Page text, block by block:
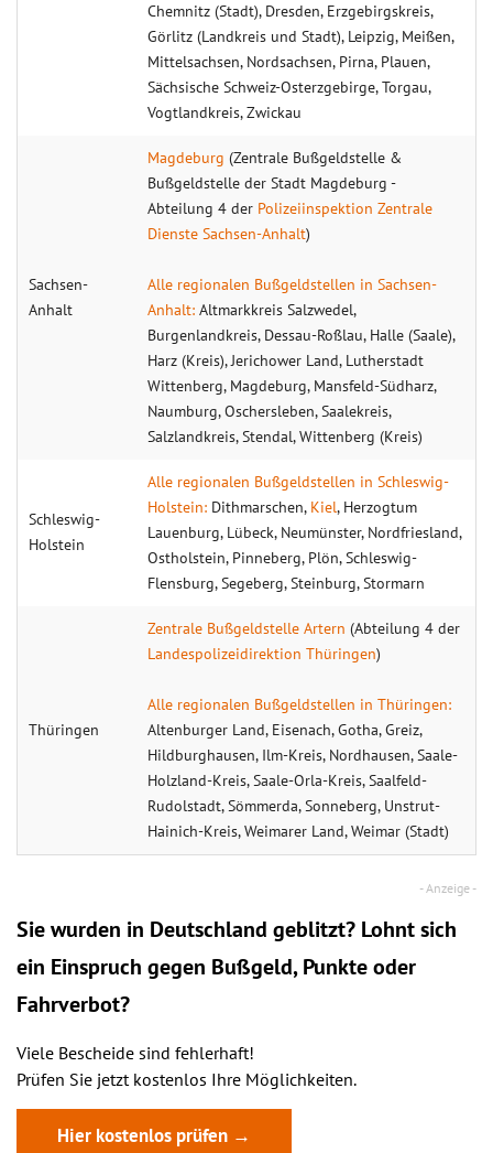
Chemnitz (Stadt), Dresden, Erzgebirgskreis,
Görlitz (Landkreis und Stadt), Leipzig, Meißen,
Mittelsachsen, Nordsachsen, Pirna, Plauen,
Sächsische Schweiz-Osterzgebirge, Torgau,
Vogtlandkreis, Zwickau
Sachsen-
Anhalt
Magdeburg (Zentrale Bußgeldstelle &
Bußgeldstelle der Stadt Magdeburg -
Abteilung 4 der Polizeiinspektion Zentrale
Dienste Sachsen-Anhalt)
Alle regionalen Bußgeldstellen in Sachsen-
Anhalt: Altmarkkreis Salzwedel,
Burgenlandkreis, Dessau-Roßlau, Halle (Saale),
Harz (Kreis), Jerichower Land, Lutherstadt
Wittenberg, Magdeburg, Mansfeld-Südharz,
Naumburg, Oschersleben, Saalekreis,
Salzlandkreis, Stendal, Wittenberg (Kreis)
Schleswig-
Holstein
Alle regionalen Bußgeldstellen in Schleswig-
Holstein: Dithmarschen, Kiel, Herzogtum
Lauenburg, Lübeck, Neumünster, Nordfriesland,
Ostholstein, Pinneberg, Plön, Schleswig-
Flensburg, Segeberg, Steinburg, Stormarn
Thüringen
Zentrale Bußgeldstelle Artern (Abteilung 4 der
Landespolizeidirektion Thüringen)
Alle regionalen Bußgeldstellen in Thüringen:
Altenburger Land, Eisenach, Gotha, Greiz,
Hildburghausen, Ilm-Kreis, Nordhausen, Saale-
Holzland-Kreis, Saale-Orla-Kreis, Saalfeld-
Rudolstadt, Sömmerda, Sonneberg, Unstrut-
Hainich-Kreis, Weimarer Land, Weimar (Stadt)
Sie wurden in Deutschland geblitzt? Lohnt sich
ein Einspruch gegen Bußgeld, Punkte oder
Fahrverbot?
Viele Bescheide sind fehlerhaft!
Prüfen Sie jetzt kostenlos Ihre Möglichkeiten.
Hier kostenlos prüfen →